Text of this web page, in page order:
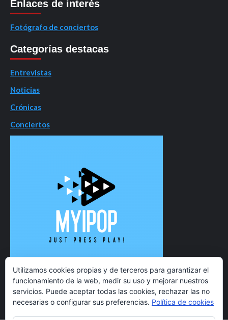
Enlaces de interés
Fotógrafo de conciertos
Categorías destacas
Entrevistas
Noticias
Crónicas
Conciertos
Utilizamos cookies propias y de terceros para garantizar el
funcionamiento de la web, medir su uso y mejorar nuestros
servicios. Puede aceptar todas las cookies, rechazar las no
necesarias o configurar sus preferencias. Política de cookies